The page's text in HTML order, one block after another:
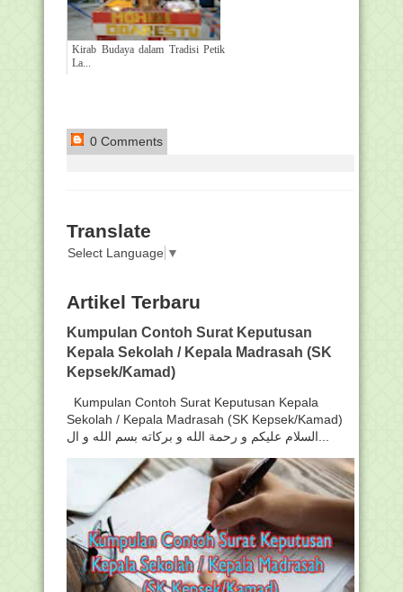
Kirab Budaya dalam Tradisi Petik
La...
0 Comments
Translate
Select Language ▼
Artikel Terbaru
Kumpulan Contoh Surat Keputusan
Kepala Sekolah / Kepala Madrasah (SK
Kepsek/Kamad)
Kumpulan Contoh Surat Keputusan Kepala
Sekolah / Kepala Madrasah (SK Kepsek/Kamad)